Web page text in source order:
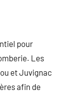
pour
Les
et Juvignac
afin de